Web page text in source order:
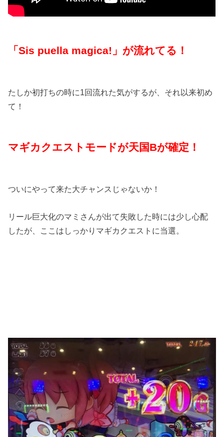
「Sis puella magica!」が流れてる！
たしか初打ちの時に1回流れた気がするが、それ以来初め
て！
マギカクエストモードが天国Bが確定！
ついにやって来た大チャンスじゃないか！
リール巨大化のマミさんが出て失敗した時には少し心配
したが、ここはしっかりマギカクエストに当選。